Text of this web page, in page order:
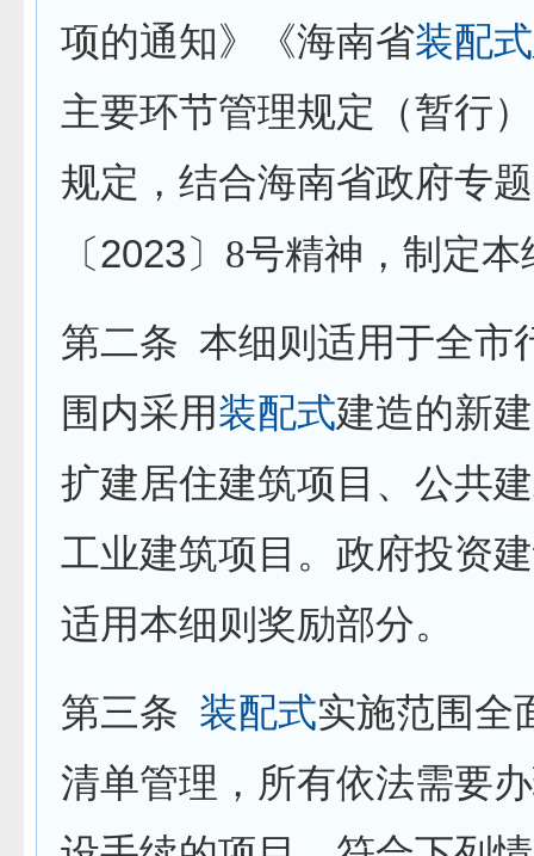
项的通知》《海南省装配式
主要环节管理规定（暂行
规定，结合海南省政府专
〔 2023 〕 8号精神，制定本
第二条 本细则适用于全市
围内采用装配式建造的新
扩建居住建筑项目、公共
工业建筑项目。政府投资
适用本细则奖励部分。
第三条 装配式实施范围全
清单管理，所有依法需要